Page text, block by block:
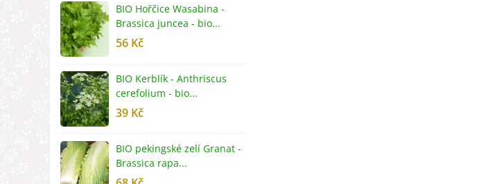
BIO Hořčice Wasabina -
Brassica juncea - bio...
56 Kč
BIO Kerblík - Anthriscus
cerefolium - bio...
39 Kč
BIO pekingské zelí Granat -
Brassica rapa...